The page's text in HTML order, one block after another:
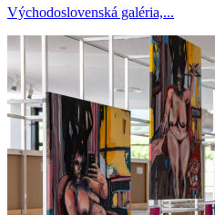
Východoslovenská galéria,...